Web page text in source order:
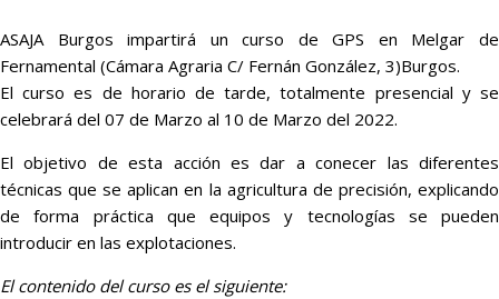
ASAJA Burgos impartirá un curso de GPS en Melgar de
Fernamental (Cámara Agraria C/ Fernán González, 3)Burgos.
El curso es de horario de tarde, totalmente presencial y se
celebrará del 07 de Marzo al 10 de Marzo del 2022.
El objetivo de esta acción es dar a conecer las diferentes
técnicas que se aplican en la agricultura de precisión, explicando
de forma práctica que equipos y tecnologías se pueden
introducir en las explotaciones.
El contenido del curso es el siguiente: